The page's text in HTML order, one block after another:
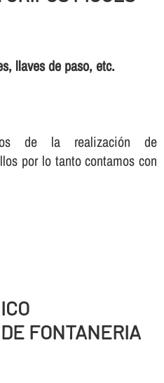
llaves de paso, etc.
de la realización de
por lo tanto contamos con
FONTANERIA